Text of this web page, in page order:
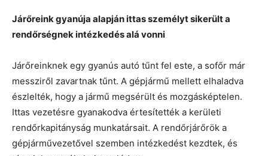
Járőreink gyanúja alapján ittas személyt sikerült a
rendőrségnek intézkedés alá vonni
Járőreinknek egy gyanús autó tűnt fel este, a sofőr már
messziről zavartnak tűnt. A gépjármű mellett elhaladva
észlelték, hogy a jármű megsérült és mozgásképtelen.
Ittas vezetésre gyanakodva értesítették a kerületi
rendőrkapitányság munkatársait. A rendőrjárőrök a
gépjárművezetővel szemben intézkedést kezdtek, és